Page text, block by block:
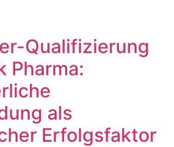
Qualifizierung
Pharma:
als
Erfolgsfaktor